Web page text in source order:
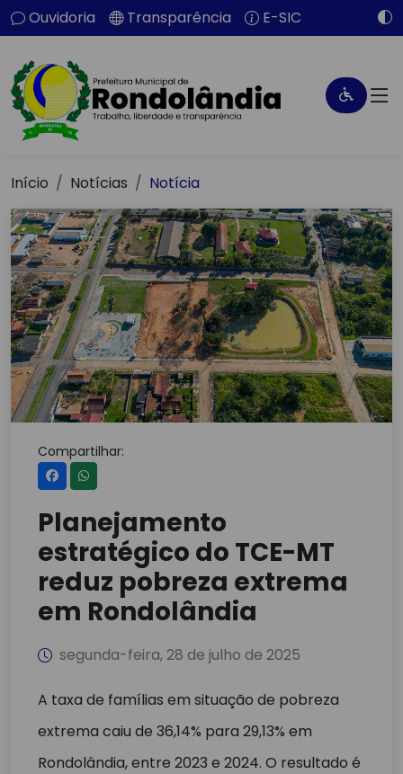
Ouvidoria Transparência E-SIC
Início Notícias Notícia
Compartilhar:
Planejamento
estratégico do TCE-MT
reduz pobreza extrema
em Rondolândia
segunda-feira, 28 de julho de 2025
A taxa de famílias em situação de pobreza
extrema caiu de 36,14% para 29,13% em
Rondolândia, entre 2023 e 2024. O resultado é